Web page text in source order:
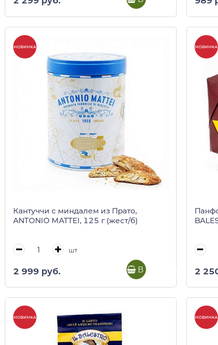
НОВИНКА
Кантуччи с миндалем из Прато,
ANTONIO MATTEI, 125 г (жест/б)
шт
2 999 руб. В корзину
НОВИНКА
2
НОВИНКА НОВИНКА